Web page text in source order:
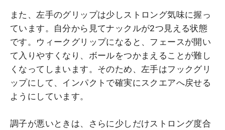
また、左手のグリップは少しストロング気味に握っ
ています。自分から見てナックルが2つ見える状態
です。ウィークグリップになると、フェースが開い
て入りやすくなり、ボールをつかまえることが難し
くなってしまいます。そのため、左手はフックグリ
ップにして、インパクトで確実にスクエアへ戻せる
ようにしています。
調子が悪いときは、さらに少しだけストロング度合